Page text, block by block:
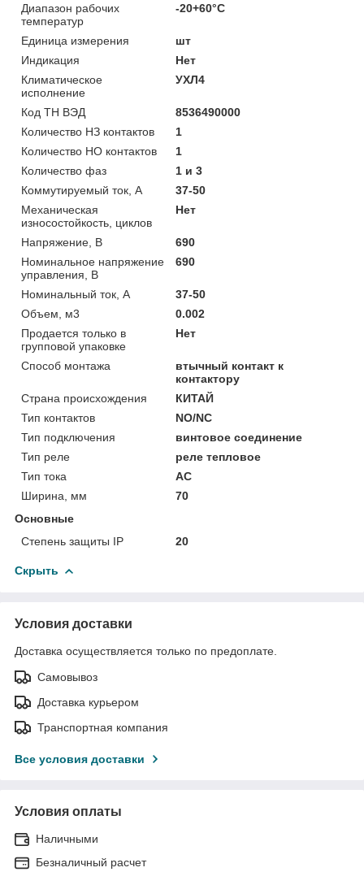
Диапазон рабочих
температур
-20+60°C
Единица измерения
шт
Индикация
Нет
Климатическое
исполнение
УХЛ4
Код ТН ВЭД
8536490000
Количество НЗ контактов
1
Количество НО контактов
1
Количество фаз
1 и 3
Коммутируемый ток, А
37-50
Механическая
износостойкость, циклов
Нет
Напряжение, В
690
Номинальное напряжение
управления, В
690
Номинальный ток, А
37-50
Объем, м3
0.002
Продается только в
групповой упаковке
Нет
Способ монтажа
втычный контакт к
контактору
Страна происхождения
КИТАЙ
Тип контактов
NO/NC
Тип подключения
винтовое соединение
Тип реле
реле тепловое
Тип тока
AC
Ширина, мм
70
Основные
Степень защиты IP
20
Скрыть
Условия доставки
Доставка осуществляется только по предоплате.
Самовывоз
Доставка курьером
Транспортная компания
Все условия доставки
Условия оплаты
Наличными
Безналичный расчет